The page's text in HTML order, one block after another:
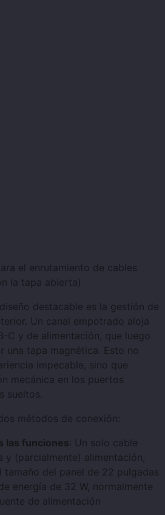
el enrutamiento de cables
la tapa abierta)
destacable es la gestión de
Un canal empotrado aloja
C y de alimentación, que luego
una tapa magnética. Esto no
impecable, sino que
mecánica en los puertos
sueltos.
métodos de conexión:
las funciones: Un solo cable
y (parcialmente) alimentación,
tamaño del panel de 22 pulgadas
energía de 32 W, normalmente
de alimentación